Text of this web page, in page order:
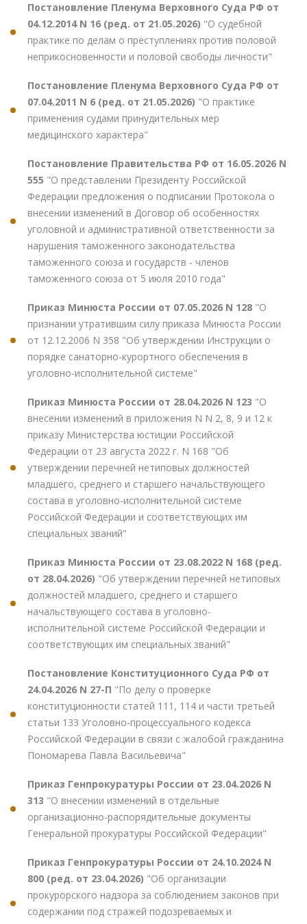
Постановление Пленума Верховного Суда РФ от
04.12.2014 N 16 (ред. от 21.05.2026) "О судебной
практике по делам о преступлениях против половой
неприкосновенности и половой свободы личности"
Постановление Пленума Верховного Суда РФ от
07.04.2011 N 6 (ред. от 21.05.2026) "О практике
применения судами принудительных мер
медицинского характера"
Постановление Правительства РФ от 16.05.2026 N
555 "О представлении Президенту Российской
Федерации предложения о подписании Протокола о
внесении изменений в Договор об особенностях
уголовной и административной ответственности за
нарушения таможенного законодательства
таможенного союза и государств - членов
таможенного союза от 5 июля 2010 года"
Приказ Минюста России от 07.05.2026 N 128 "О
признании утратившим силу приказа Минюста России
от 12.12.2006 N 358 "Об утверждении Инструкции о
порядке санаторно-курортного обеспечения в
уголовно-исполнительной системе"
Приказ Минюста России от 28.04.2026 N 123 "О
внесении изменений в приложения N N 2, 8, 9 и 12 к
приказу Министерства юстиции Российской
Федерации от 23 августа 2022 г. N 168 "Об
утверждении перечней нетиповых должностей
младшего, среднего и старшего начальствующего
состава в уголовно-исполнительной системе
Российской Федерации и соответствующих им
специальных званий"
Приказ Минюста России от 23.08.2022 N 168 (ред.
от 28.04.2026) "Об утверждении перечней нетиповых
должностей младшего, среднего и старшего
начальствующего состава в уголовно-
исполнительной системе Российской Федерации и
соответствующих им специальных званий"
Постановление Конституционного Суда РФ от
24.04.2026 N 27-П "По делу о проверке
конституционности статей 111, 114 и части третьей
статьи 133 Уголовно-процессуального кодекса
Российской Федерации в связи с жалобой гражданина
Пономарева Павла Васильевича"
Приказ Генпрокуратуры России от 23.04.2026 N
313 "О внесении изменений в отдельные
организационно-распорядительные документы
Генеральной прокуратуры Российской Федерации"
Приказ Генпрокуратуры России от 24.10.2024 N
800 (ред. от 23.04.2026) "Об организации
прокурорского надзора за соблюдением законов при
содержании под стражей подозреваемых и